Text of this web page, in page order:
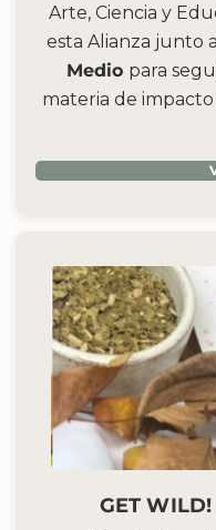
Arte, Ciencia y
esta Alianza junto a
Medio para
materia de
GET WILD!